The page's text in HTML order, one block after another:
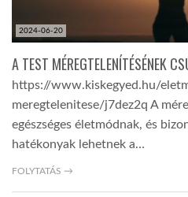
2024-06-20
A TEST MÉREGTELENÍTÉSÉNEK
https://www.kiskegyed.hu/
meregtelenitese/j7dez2q A
egészséges életmódnak, és
hatékonyak lehetnek a…
FOLYTATÁS →